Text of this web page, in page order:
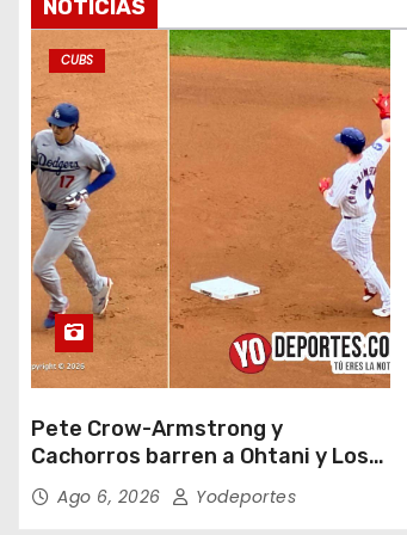
a
d
a
s
NOTICIAS
CUBS
Pete Crow-Armstrong y
Cachorros barren a Ohtani y Los
Dodgers
Ago 6, 2026 Yodeportes